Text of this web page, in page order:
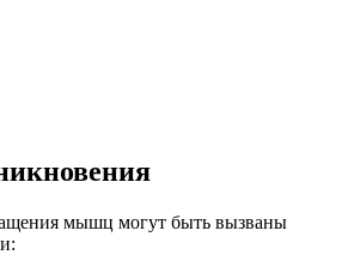
мышц могут быть вызваны